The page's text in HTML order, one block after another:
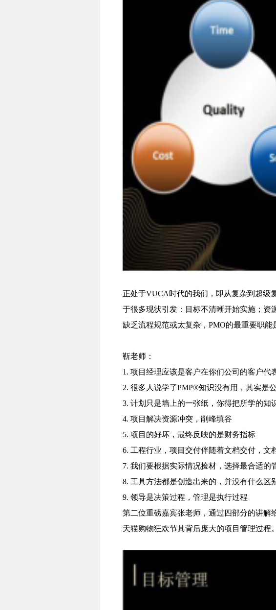
正处于VUCA时代的我们，即从复杂到超级
于很多现状引发：目标不清晰开始实施；资
缺乏流程规范或太复杂，PMO的最重要职能
靳老师：
1. 项目经理应该是客户在你们公司的客户代
2. 很多人说学了PMP®知识没有用，其实是
3. 计划只是墙上的一张纸，你得把所学的知
4. 项目解决资源冲突，削峰填谷
5. 项目的好坏，最终反映的是财务指标
6. 工程行业，项目交付伴随着文档交付，文
7. 我们要根据实际情况捡材，选择最合适
8. 工具方法都是创造出来的，并没有什么
9. 领导是决策过程，管理是执行过程
第二位重磅嘉宾张老师，通过四部分的讲解
天猫购物狂欢节其背后庞大的项目管理过程。